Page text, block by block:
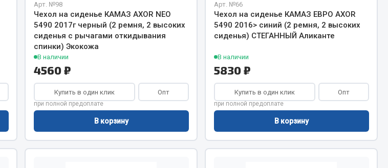
Арт. №98
Чехол на сиденье КАМАЗ AXOR NEO
5490 2017г черный (2 ремня, 2 высоких
сиденья с рычагами откидывания
спинки) Экокожа
В наличии
4560 ₽
Купить в один клик Опт
при полной предоплате
В корзину
Арт. №66
Чехол на сиденье КАМАЗ ЕВРО AXOR
5490 2016> синий (2 ремня, 2 высоких
сиденья) СТЕГАННЫЙ Аликанте
В наличии
5830 ₽
Купить в один клик Опт
при полной предоплате
В корзину